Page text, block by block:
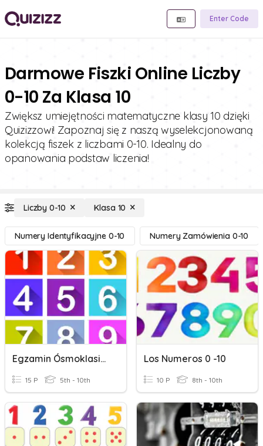
Enter Code
Darmowe Fiszki Online Liczby
0-10 Za Klasa 10
Zwiększ umiejętności matematyczne klasy 10 dzięki
Quizizzowi! Zapoznaj się z naszą wyselekcjonowaną
kolekcją fiszek z liczbami 0-10. Idealny do
opanowania podstaw liczenia!
Liczby 0-10 Klasa 10
Numery Identyfikacyjne 0-10 Numery Zamówienia 0-10
Egzamin Ósmoklasisty - Liczby 1
15 P 5th - 10th
Los Numeros 0 -10
10 P 8th - 10th